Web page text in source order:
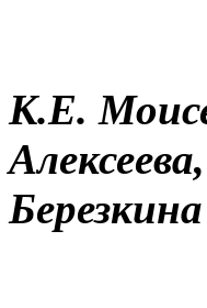
К.Е.
Березкина